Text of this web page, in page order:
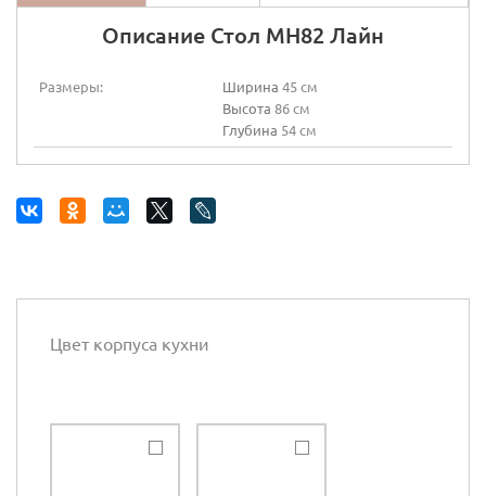
Описание Стол МН82 Лайн
Размеры: Ширина 45 см
Высота 86 см
Глубина 54 см
Цвет корпуса кухни